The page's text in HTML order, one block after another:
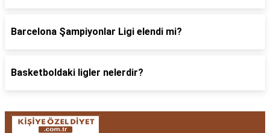
Barcelona Şampiyonlar Ligi elendi mi?
Basketboldaki ligler nelerdir?